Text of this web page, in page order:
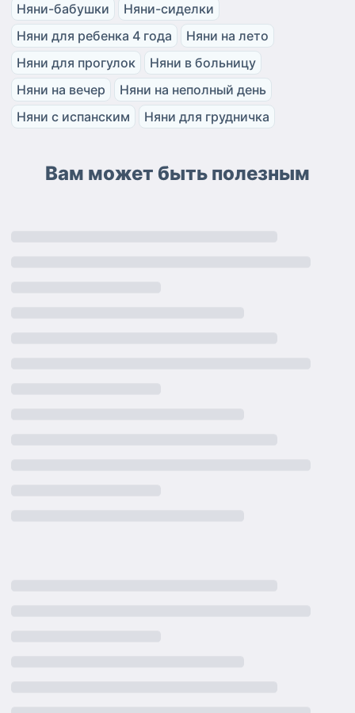
Няни-бабушки
Няни-сиделки
Няни для ребенка 4 года
Няни на лето
Няни для прогулок
Няни в больницу
Няни на вечер
Няни на неполный день
Няни с испанским
Няни для грудничка
Вам может быть полезным